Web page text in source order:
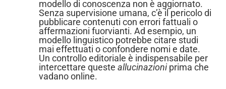
modello di conoscenza non è aggiornato.
Senza supervisione umana, c’è il pericolo di
pubblicare contenuti con errori fattuali o
affermazioni fuorvianti. Ad esempio, un
modello linguistico potrebbe citare studi
mai effettuati o confondere nomi e date.
Un controllo editoriale è indispensabile per
intercettare queste allucinazioniprima che
vadano online.